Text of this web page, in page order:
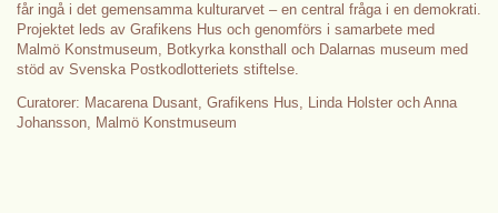
får ingå i det gemensamma kulturarvet – en central fråga i en demokrati.
Projektet leds av Grafikens Hus och genomförs i samarbete med
Malmö Konstmuseum, Botkyrka konsthall och Dalarnas museum med
stöd av Svenska Postkodlotteriets stiftelse.
Curatorer: Macarena Dusant, Grafikens Hus, Linda Holster och Anna
Johansson, Malmö Konstmuseum